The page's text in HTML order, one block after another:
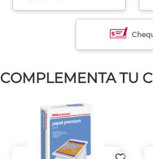
COMPLEMENTA TU